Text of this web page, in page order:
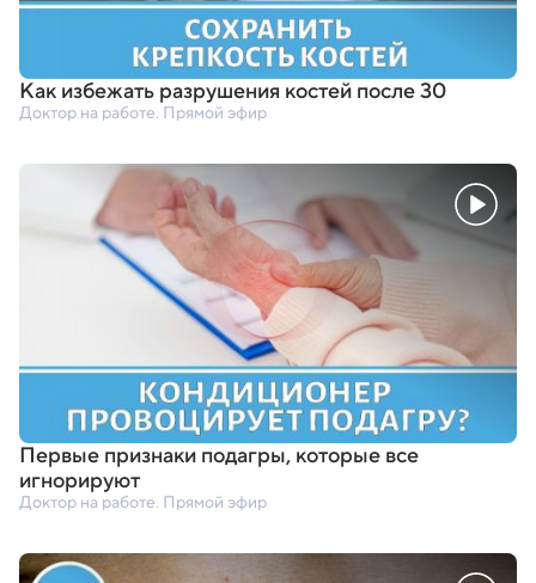
Как избежать разрушения костей после 30
Доктор на работе. Прямой эфир
Первые признаки подагры,которые все
игнорируют
Доктор на работе. Прямой эфир